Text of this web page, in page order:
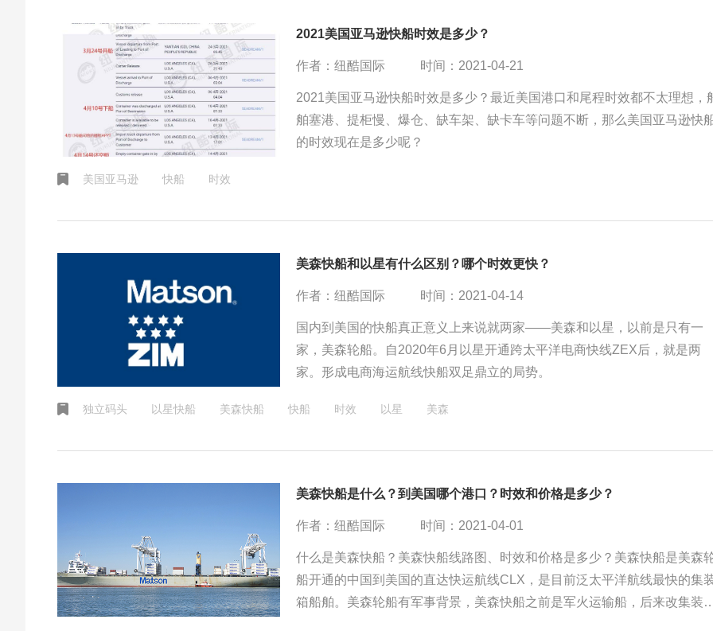
2021美国亚马逊快船时效是多少？
作者：纽酷国际 时间：2021-04-21
2021美国亚马逊快船时效是多少？最近美国港口和尾程时效都不太理想，
舶塞港、提柜慢、爆仓、缺车架、缺卡车等问题不断，那么美国亚马逊快
的时效现在是多少呢？
美国亚马逊 快船 时效
美森快船和以星有什么区别？哪个时效更快？
作者：纽酷国际 时间：2021-04-14
国内到美国的快船真正意义上来说就两家——美森和以星，以前是只有一
家，美森轮船。自2020年6月以星开通跨太平洋电商快线ZEX后，就是两
家。形成电商海运航线快船双足鼎立的局势。
独立码头 以星快船 美森快船 快船 时效 以星 美森
美森快船是什么？到美国哪个港口？时效和价格是多少？
作者：纽酷国际 时间：2021-04-01
什么是美森快船？美森快船线路图、时效和价格是多少？美森快船是美森
船开通的中国到美国的直达快运航线CLX，是目前泛太平洋航线最快的集
箱船舶。美森轮船有军事背景，美森快船之前是军火运输船，后来改集装